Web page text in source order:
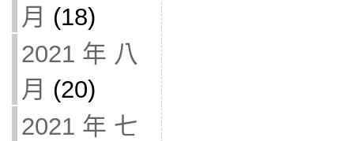
月 (18)
2021 年 八
月 (20)
2021 年 七